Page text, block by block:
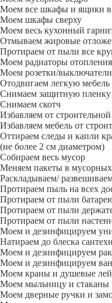
Моем все шкафы и ящики
Моем шкафы сверху
Моем весь кухонный
Отмываем жировые
Протираем от пыли все
Моем радиаторы отопления
Моем розетки/выключатели
Отодвигаем легкую
Снимаем защитную пленку
Снимаем скотч
Избавляем от
Избавляем мебель от
Оттираем следы и капли
(не более 2 см диаметром)
Собираем весь мусор
Меняем пакеты в мусорных
Раскладываем/
Протираем пыль на всех
Протираем от пыли
Протираем от пыли
Протираем от пыли
Моем и дезинфицируем
Натираем до блеска
Моем и дезинфицируем
Моем и дезинфицируем
Моем краны и душевые
Моем мыльницу и стаканы
Моем дверные ручки и